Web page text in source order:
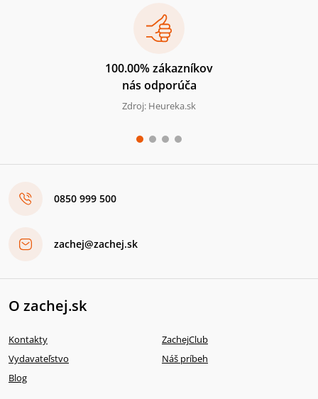
100.00% zákazníkov
nás odporúča
Zdroj: Heureka.sk
0850 999 500
zachej@zachej.sk
O zachej.sk
Kontakty
ZachejClub
Vydavateľstvo
Náš príbeh
Blog